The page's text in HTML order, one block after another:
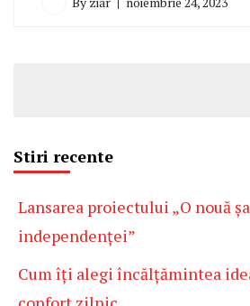
Stiri recente
Lansarea proiectului „O nouă
independenței”
Cum îți alegi încălțămintea